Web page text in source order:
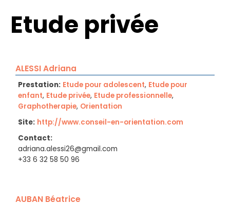
Etude privée
ALESSI Adriana
Prestation: Etude pour adolescent, Etude pour
enfant, Etude privée, Etude professionnelle,
Graphotherapie, Orientation
Site: http://www.conseil-en-orientation.com
Contact:
adriana.alessi26@gmail.com
+33 6 32 58 50 96
AUBAN Béatrice